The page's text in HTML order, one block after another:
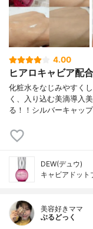
4.00
ヒアロキャビア配
化粧水をなじみやすく
く、入り込む美滴導入
る！！シルバーキャッ
DEW(デュウ)
キャビアドット
美容好きママ
ぶるどっく